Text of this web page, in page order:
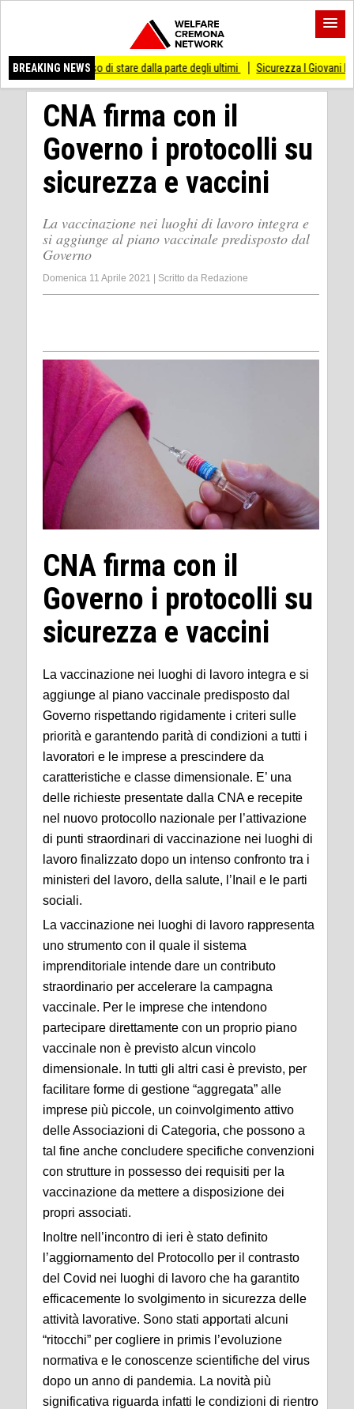
BREAKING NEWS
di stare dalla parte degli ultimi Sicurezza I Giovani Democratici
CNA firma con il
Governo i protocolli su
sicurezza e vaccini
La vaccinazione nei luoghi di lavoro integra e
si aggiunge al piano vaccinale predisposto dal
Governo
Domenica 11 Aprile 2021 Scritto da Redazione
CNA firma con il
Governo i protocolli su
sicurezza e vaccini
La vaccinazione nei luoghi di lavoro integra e si
aggiunge al piano vaccinale predisposto dal
Governo rispettando rigidamente i criteri sulle
priorità e garantendo parità di condizioni a tutti i
lavoratori e le imprese a prescindere da
caratteristiche e classe dimensionale. E’ una
delle richieste presentate dalla CNA e recepite
nel nuovo protocollo nazionale per l’attivazione
di punti straordinari di vaccinazione nei luoghi di
lavoro finalizzato dopo un intenso confronto tra i
ministeri del lavoro, della salute, l’Inail e le parti
sociali.
La vaccinazione nei luoghi di lavoro rappresenta
uno strumento con il quale il sistema
imprenditoriale intende dare un contributo
straordinario per accelerare la campagna
vaccinale. Per le imprese che intendono
partecipare direttamente con un proprio piano
vaccinale non è previsto alcun vincolo
dimensionale. In tutti gli altri casi è previsto, per
facilitare forme di gestione “aggregata” alle
imprese più piccole, un coinvolgimento attivo
delle Associazioni di Categoria, che possono a
tal fine anche concludere specifiche convenzioni
con strutture in possesso dei requisiti per la
vaccinazione da mettere a disposizione dei
propri associati.
Inoltre nell’incontro di ieri è stato definito
l’aggiornamento del Protocollo per il contrasto
del Covid nei luoghi di lavoro che ha garantito
efficacemente lo svolgimento in sicurezza delle
attività lavorative. Sono stati apportati alcuni
“ritocchi” per cogliere in primis l’evoluzione
normativa e le conoscenze scientifiche del virus
dopo un anno di pandemia. La novità più
significativa riguarda infatti le condizioni di rientro